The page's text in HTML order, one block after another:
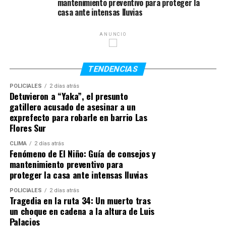
“catastrófica” y confirmaron que hubo varios heridos
además de la víctima fatal argentina.
Serena había sido trasladada con vida a un centro
médico luego del impacto, pero falleció poco después
debido a la gravedad de las lesiones sufridas. Su amiga
Valentina continúa internada bajo observación médica y
evoluciona favorablemente.
La joven era oriunda de Rosario y había desarrollado una
vida marcada por los viajes. Con ciudadanía argentina e
italiana, desde 2020 residía en Europa y trabajaba en el
rubro hotelero y administrativo, además de impulsar un
emprendimiento vinculado al asesoramiento para
tramitar la ciudadanía italiana. En los últimos años
había recorrido distintos países de Asia y Oceanía.
mantenimiento preventivo para proteger la
casa ante intensas lluvias
ANUNCIO
TENDENCIAS
POLICIALES 2 días atrás
Detuvieron a “Yaka”, el presunto
gatillero acusado de asesinar a un
exprefecto para robarle en barrio Las
Flores Sur
CLIMA 2 días atrás
Fenómeno de El Niño: Guía de consejos y
mantenimiento preventivo para
proteger la casa ante intensas lluvias
POLICIALES 2 días atrás
Tragedia en la ruta 34: Un muerto tras
un choque en cadena a la altura de Luis
Palacios